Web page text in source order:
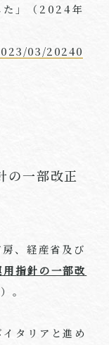
」（ 2024年
03/20240
の一部改正
、経産省及び
指針の一部改
）。
タリアと進め